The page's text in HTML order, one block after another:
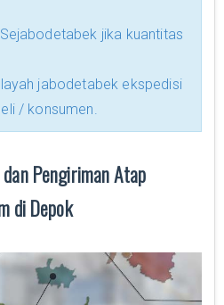
jika kuantitas
jabodetabek ekspedisi
/ konsumen.
Pengiriman Atap
di Depok